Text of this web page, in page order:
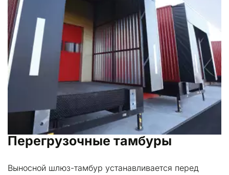
Перегрузочные тамбуры
Выносной шлюз-тамбур устанавливается перед